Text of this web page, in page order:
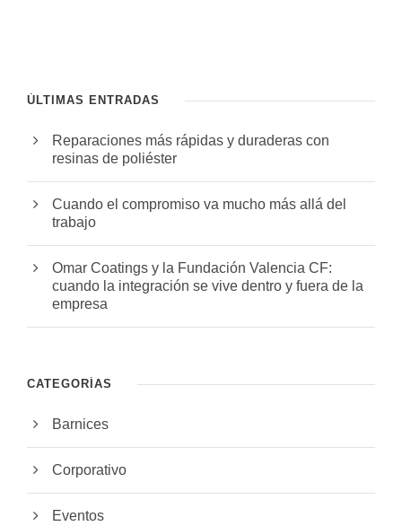
ÚLTIMAS ENTRADAS
Reparaciones más rápidas y duraderas con
resinas de poliéster
Cuando el compromiso va mucho más allá del
trabajo
Omar Coatings y la Fundación Valencia CF:
cuando la integración se vive dentro y fuera de la
empresa
CATEGORÍAS
Barnices
Corporativo
Eventos